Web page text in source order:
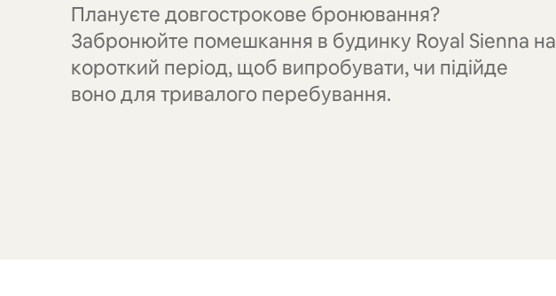
Плануєте довгострокове бронювання?
Забронюйте помешкання в будинку Royal Sienna на
короткий період, щоб випробувати, чи підійде
воно для тривалого перебування.